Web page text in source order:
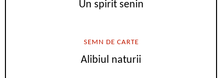
Un spirit senin
SEMN DE CARTE
Alibiul naturii